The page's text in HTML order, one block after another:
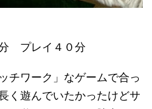
プレイ４０分
チワーク」なゲームで合っ
く遊んでいたかったけどサ